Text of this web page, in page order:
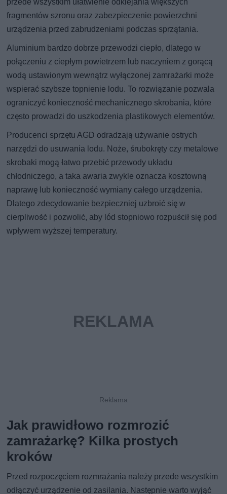
przede wszystkim ułatwienie odklejania większych
fragmentów szronu oraz zabezpieczenie powierzchni
urządzenia przed zabrudzeniami podczas sprzątania.
Aluminium bardzo dobrze przewodzi ciepło, dlatego w
połączeniu z ciepłym powietrzem lub naczyniem z gorącą
wodą ustawionym wewnątrz wyłączonej zamrażarki może
wspierać szybsze topnienie lodu. To rozwiązanie pozwala
ograniczyć konieczność mechanicznego skrobania, które
często prowadzi do uszkodzenia plastikowych elementów.
Producenci sprzętu AGD odradzają używanie ostrych
narzędzi do usuwania lodu. Noże, śrubokręty czy metalowe
skrobaki mogą łatwo przebić przewody układu
chłodniczego, a taka awaria zwykle oznacza kosztowną
naprawę lub konieczność wymiany całego urządzenia.
Dlatego zdecydowanie bezpieczniej uzbroić się w
cierpliwość i pozwolić, aby lód stopniowo rozpuścił się pod
wpływem wyższej temperatury.
Jak prawidłowo rozmrozić
zamrażarkę? Kilka prostych
kroków
Przed rozpoczęciem rozmrażania należy przede wszystkim
odłączyć urządzenie od zasilania. Następnie warto wyjąć